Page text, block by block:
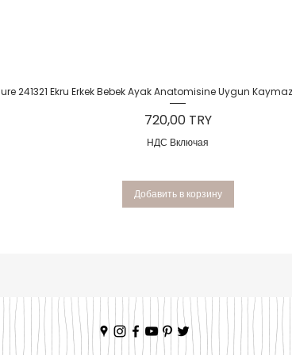
Быстрый просмотр
241321 Ekru Erkek Bebek Ayak Anatomisine Uygun
Цена
720,00 TRY
НДС Включая
Добавить в корзину